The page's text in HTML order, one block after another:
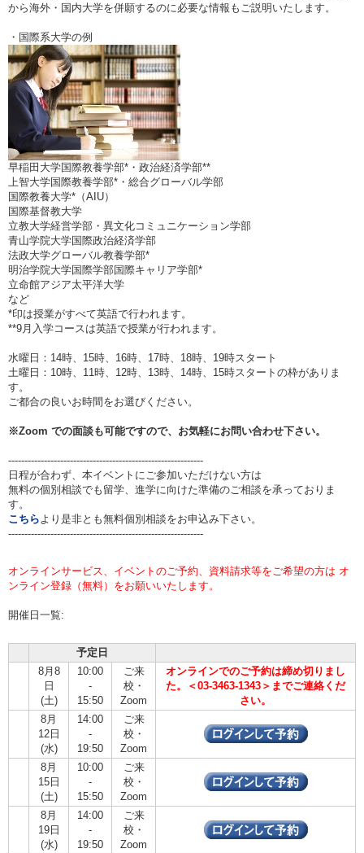
から海外・国内大学を併願するのに必要な情報もご説明いたします。
・国際系大学の例
早稲田大学国際教養学部*・政治経済学部**
上智大学国際教養学部*・総合グローバル学部
国際教養大学*（AIU）
国際基督教大学
立教大学経営学部・異文化コミュニケーション学部
青山学院大学国際政治経済学部
法政大学グローバル教養学部*
明治学院大学国際学部国際キャリア学部*
立命館アジア太平洋大学
など
*印は授業がすべて英語で行われます。
**9月入学コースは英語で授業が行われます。
水曜日：14時、15時、16時、17時、18時、19時スタート
土曜日：10時、11時、12時、13時、14時、15時スタートの枠がありま
す。
ご都合の良いお時間をお選びください。
※Zoom での面談も可能ですので、お気軽にお問い合わせ下さい。
------------------------------------------------------------
日程が合わず、本イベントにご参加いただけない方は
無料の個別相談でも留学、進学に向けた準備のご相談を承っておりま
す。
こちらより是非とも無料個別相談をお申込み下さい。
------------------------------------------------------------
オンラインサービス、イベントのご予約、資料請求等をご希望の方は オ
ンライン登録（無料）をお願いいたします。
開催日一覧:
予定日
8月8
日
(土)
10:00
-
15:50
ご来
校・
Zoom
オンラインでのご予約は締め切りまし
た。＜03-3463-1343＞までご連絡くだ
さい。
8月
12日
(水)
14:00
-
19:50
ご来
校・
Zoom
8月
15日
(土)
10:00
-
15:50
ご来
校・
Zoom
8月
19日
(水)
14:00
-
19:50
ご来
校・
Zoom